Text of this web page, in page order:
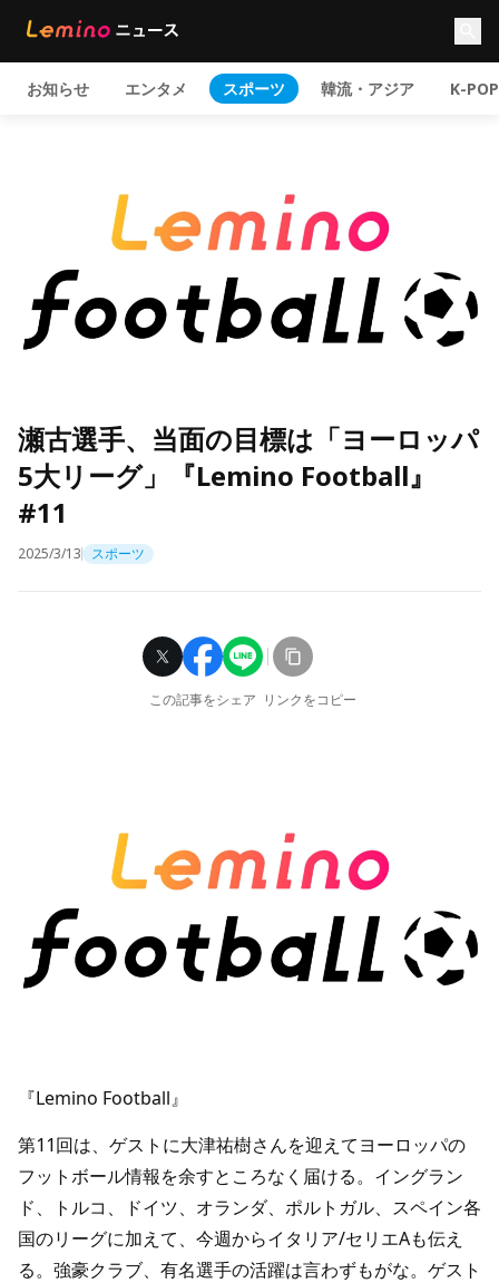
お知らせ エンタメ スポーツ 韓流・アジア K-POP
瀬古選手、当面の目標は「ヨーロッパ
5大リーグ」『Lemino Football』
#11
2025/3/13 スポーツ
この記事をシェア リンクをコピー
『Lemino Football』
第11回は、ゲストに大津祐樹さんを迎えてヨーロッパの
フットボール情報を余すところなく届ける。イングラン
ド、トルコ、ドイツ、オランダ、ポルトガル、スペイン各
国のリーグに加えて、今週からイタリア/セリエAも伝え
る。強豪クラブ、有名選手の活躍は言わずもがな。ゲスト